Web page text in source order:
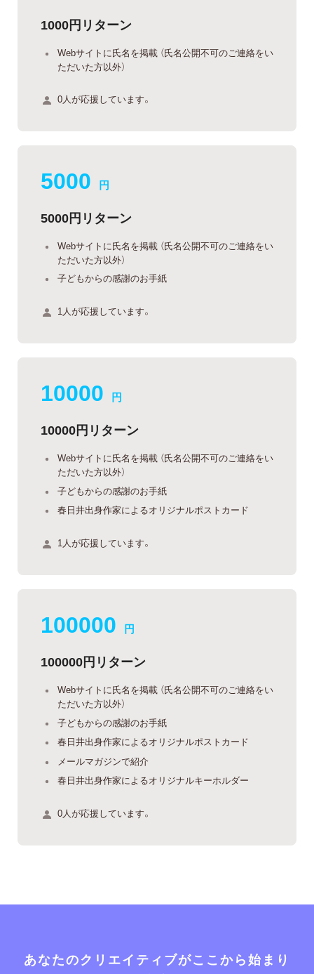
1000円リターン
Webサイトに氏名を掲載 （氏名公開不可のご連絡をい
ただいた方以外）
0人が応援しています。
5000 円
5000円リターン
Webサイトに氏名を掲載 （氏名公開不可のご連絡をい
ただいた方以外）
子どもからの感謝のお手紙
1人が応援しています。
10000 円
10000円リターン
Webサイトに氏名を掲載 （氏名公開不可のご連絡をい
ただいた方以外）
子どもからの感謝のお手紙
春日井出身作家によるオリジナルポストカード
1人が応援しています。
100000 円
100000円リターン
Webサイトに氏名を掲載 （氏名公開不可のご連絡をい
ただいた方以外）
子どもからの感謝のお手紙
春日井出身作家によるオリジナルポストカード
メールマガジンで紹介
春日井出身作家によるオリジナルキーホルダー
0人が応援しています。
あなたのクリエイティブがここから始まり